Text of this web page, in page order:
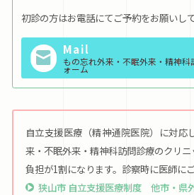
初診の方はお電話にてご予約をお願いし
Mail
もの忘れ外来・不眠外来・精神
ォーム
自立支援医療（精神通院医院）に対応
来・不眠外来・精神科訪問診療のクリ
負担が1割になります。診察時に医師に
狭山市 自立支援医療制度 他市・県